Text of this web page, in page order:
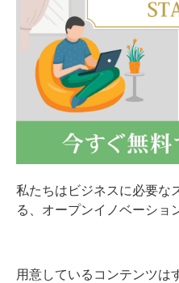
私たちはビジネスに必要な
る、オープンイノベーショ
用意しているコンテンツは